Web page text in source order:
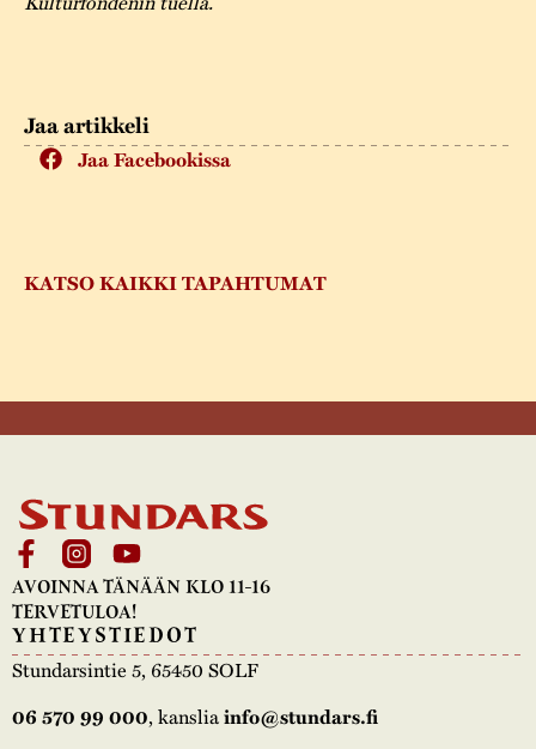
Jaa artikkeli
Jaa Facebookissa
KATSO KAIKKI TAPAHTUMAT
AVOINNA TÄNÄÄN KLO 11-16
TERVETULOA!
YHTEYSTIEDOT
Stundarsintie 5, 65450 SOLF
06 570 99 000, kansliainfo@stundars.fi